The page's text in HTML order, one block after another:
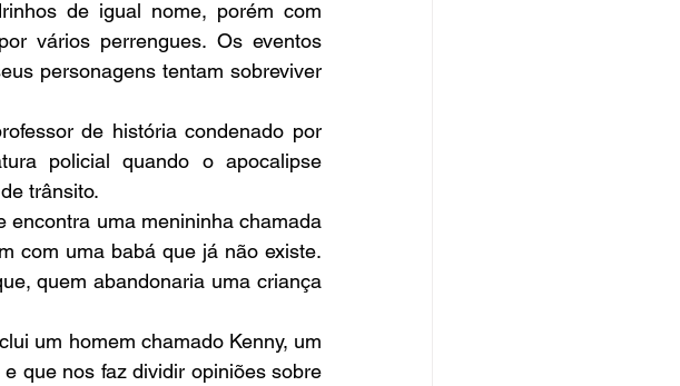
de igual nome, porém com
vários perrengues. Os eventos
personagens tentam sobreviver
de história condenado por
policial quando o apocalipse
trânsito.
encontra uma menininha chamada
com uma babá que já não existe.
quem abandonaria uma criança
um homem chamado Kenny, um
que nos faz dividir opiniões sobre